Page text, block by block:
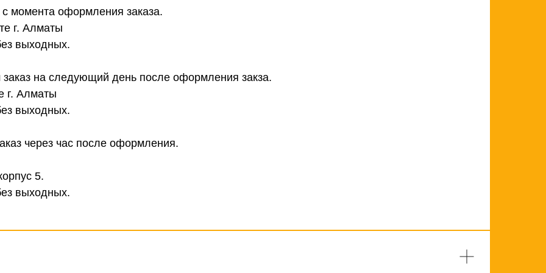
момента оформления заказа.
г. Алматы
выходных.
на следующий день после оформления закза.
г. Алматы
выходных.
через час после оформления.
5.
выходных.